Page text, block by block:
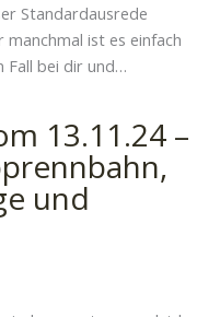
Standardausrede
ist es einfach
Fall bei dir und…
14.01.2026
–
13.11.24 –
und